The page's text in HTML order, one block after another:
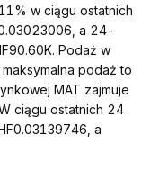
w ciągu ostatnich
a 24-
Podaż w
podaż to
MAT zajmuje
ciągu ostatnich 24
a